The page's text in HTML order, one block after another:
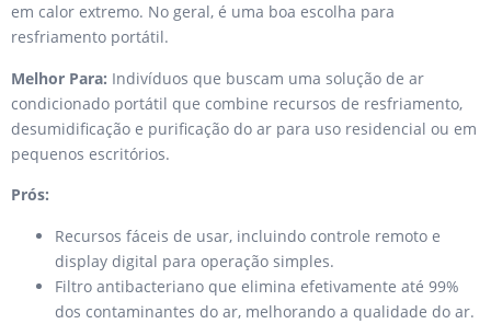
em calor extremo. No geral, é uma boa escolha para
resfriamento portátil.
Melhor Para: Indivíduos que buscam uma solução de ar
condicionado portátil que combine recursos de resfriamento,
desumidificação e purificação do ar para uso residencial ou em
pequenos escritórios.
Prós:
Recursos fáceis de usar, incluindo controle remoto e
display digital para operação simples.
Filtro antibacteriano que elimina efetivamente até 99%
dos contaminantes do ar, melhorando a qualidade do ar.